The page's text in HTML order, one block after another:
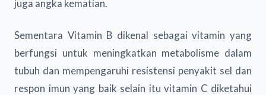
juga angka kematian.
Sementara Vitamin B dikenal sebagai vitamin yang
berfungsi untuk meningkatkan metabolisme dalam
tubuh dan mempengaruhi resistensi penyakit sel dan
respon imun yang baik selain itu vitamin C diketahui